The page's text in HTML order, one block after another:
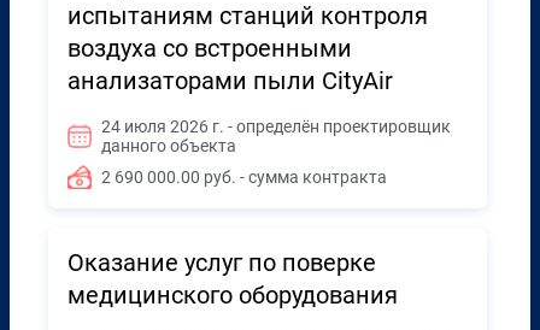
испытаниям станций контроля
воздуха со встроенными
анализаторами пыли CityAir
24 июля 2026 г. - определён проектировщик
данного объекта
2 690 000.00 руб. - сумма контракта
Оказание услуг по поверке
медицинского оборудования